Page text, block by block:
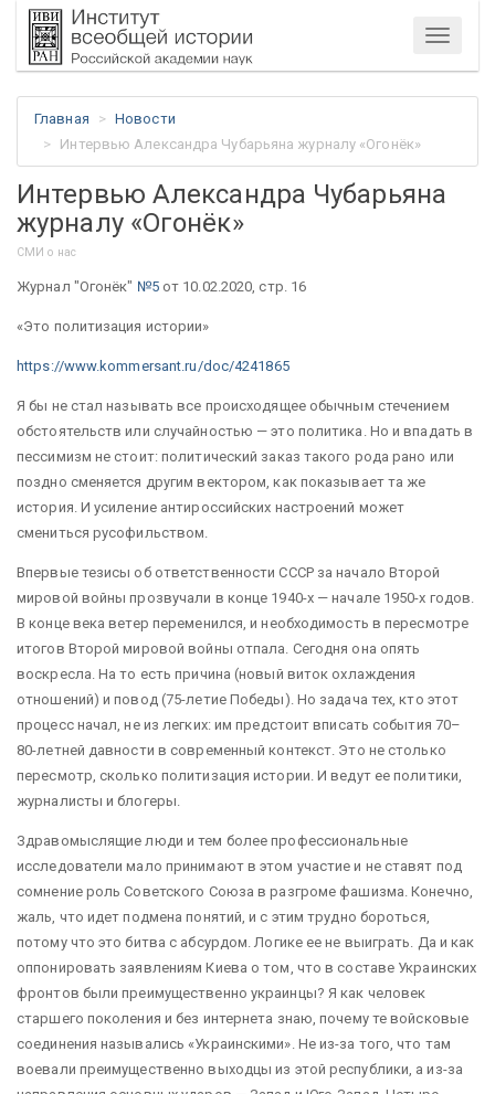
Меню
Главная
Новости
Интервью Александра Чубарьяна журналу «Огонёк»
Интервью Александра Чубарьяна
журналу «Огонёк»
СМИ о нас
Журнал "Огонёк" №5от 10.02.2020, стр. 16
«Это политизация истории»
https://www.kommersant.ru/doc/4241865
Я бы не стал называть все происходящее обычным стечением
обстоятельств или случайностью — это политика. Но и впадать в
пессимизм не стоит: политический заказ такого рода рано или
поздно сменяется другим вектором, как показывает та же
история. И усиление антироссийских настроений может
смениться русофильством.
Впервые тезисы об ответственности СССР за начало Второй
мировой войны прозвучали в конце 1940-х — начале 1950-х годов.
В конце века ветер переменился, и необходимость в пересмотре
итогов Второй мировой войны отпала. Сегодня она опять
воскресла. На то есть причина (новый виток охлаждения
отношений) и повод (75-летие Победы). Но задача тех, кто этот
процесс начал, не из легких: им предстоит вписать события 70–
80-летней давности в современный контекст. Это не столько
пересмотр, сколько политизация истории. И ведут ее политики,
журналисты и блогеры.
Здравомыслящие люди и тем более профессиональные
исследователи мало принимают в этом участие и не ставят под
сомнение роль Советского Союза в разгроме фашизма. Конечно,
жаль, что идет подмена понятий, и с этим трудно бороться,
потому что это битва с абсурдом. Логике ее не выиграть. Да и как
оппонировать заявлениям Киева о том, что в составе Украинских
фронтов были преимущественно украинцы? Я как человек
старшего поколения и без интернета знаю, почему те войсковые
соединения назывались «Украинскими». Не из-за того, что там
воевали преимущественно выходцы из этой республики, а из-за